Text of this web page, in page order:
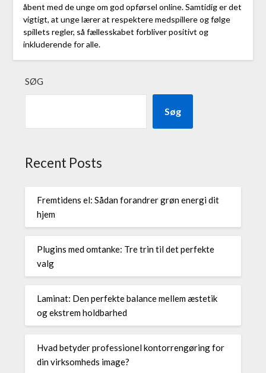
åbent med de unge om god opførsel online. Samtidig er det
vigtigt, at unge lærer at respektere medspillere og følge
spillets regler, så fællesskabet forbliver positivt og
inkluderende for alle.
SØG
Søg
Recent Posts
Fremtidens el: Sådan forandrer grøn energi dit
hjem
Plugins med omtanke: Tre trin til det perfekte
valg
Laminat: Den perfekte balance mellem æstetik
og ekstrem holdbarhed
Hvad betyder professionel kontorrengøring for
din virksomheds image?